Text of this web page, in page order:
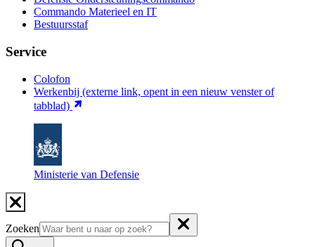
Commando Materieel en IT
Bestuursstaf
Service
Colofon
Werkenbij (externe link, opent in een nieuw venster of
tabblad)
Ministerie van Defensie
Zoeken